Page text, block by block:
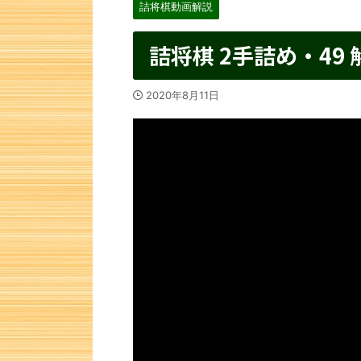
詰将棋動画解説
詰将棋 2手詰め・49
2020年8月11日